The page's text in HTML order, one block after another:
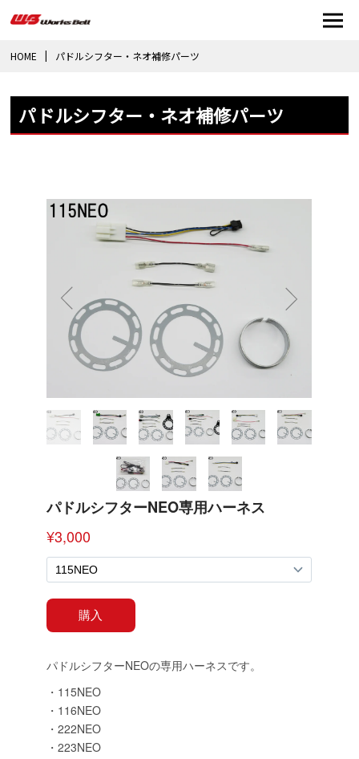
HOME パドルシフター・ネオ補修パーツ
パドルシフター・ネオ補修パーツ